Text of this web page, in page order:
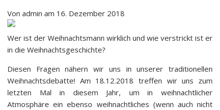
Von admin am 16. Dezember 2018
Wer ist der Weihnachtsmann wirklich und wie verstrickt ist er
in die Weihnachtsgeschichte?
Diesen Fragen nähern wir uns in unserer traditionellen
Weihnachtsdebatte! Am 18.12.2018 treffen wir uns zum
letzten Mal in diesem Jahr, um in weihnachtlicher
Atmosphäre ein ebenso weihnachtliches (wenn auch nicht